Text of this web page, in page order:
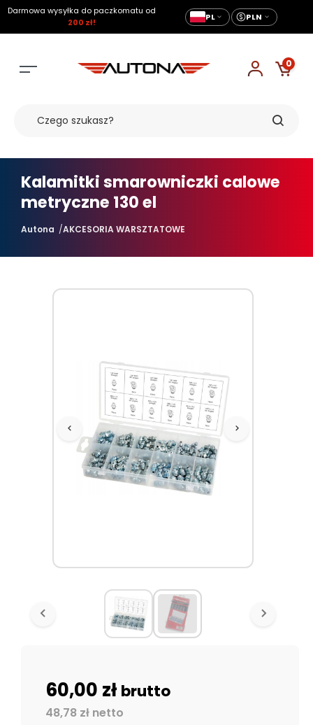
Darmowa wysyłka do paczkomatu od
200 zł!
PL PLN
0
Kalamitki smarowniczki calowe
metryczne 130 el
Autona AKCESORIA WARSZTATOWE
60,00 złbrutto
48,78 zł netto